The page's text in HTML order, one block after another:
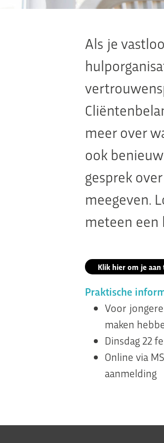
Als je
meer over
ook
gesprek
meegeven.
meteen een
Klik hier om je aan
Praktische
Voor
maken
Dinsdag 22
Online via
aanmelding